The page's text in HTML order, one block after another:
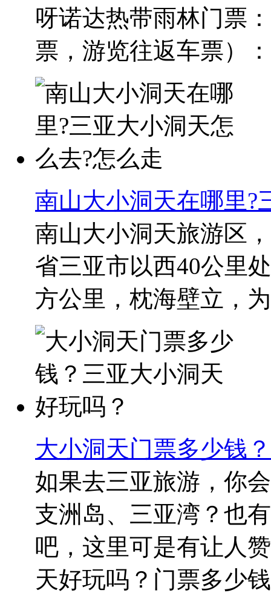
呀诺达热带雨林门票
票，游览往返车票）
南山大小洞天在哪里?
南山大小洞天旅游区
省三亚市以西40公里
方公里，枕海壁立，
大小洞天门票多少钱
如果去三亚旅游，你
支洲岛、三亚湾？也
吧，这里可是有让人
天好玩吗？门票多少